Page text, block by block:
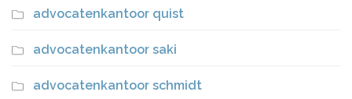
advocatenkantoor quist
advocatenkantoor saki
advocatenkantoor schmidt